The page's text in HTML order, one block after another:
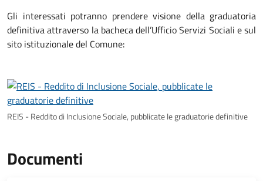
Gli interessati potranno prendere visione della graduatoria
definitiva attraverso la bacheca dell’Ufficio Servizi Sociali e sul
sito istituzionale del Comune:
REIS - Reddito di Inclusione Sociale, pubblicate le graduatorie definitive
Documenti